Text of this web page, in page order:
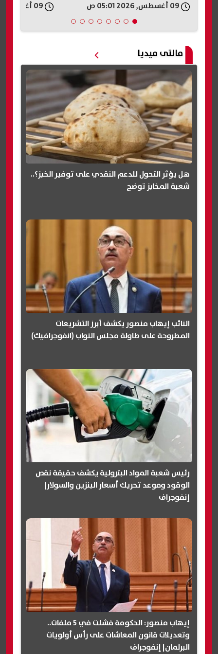
مالتى ميديا
هل يؤثر التحول للدعم النقدي على توفير الخبز؟..
شعبة المخابز توضح
النائب إيهاب منصور يكشف أبرز التشريعات
المطروحة على طاولة مجلس النواب (انفوجرافيك)
رئيس شعبة المواد البترولية يكشف حقيقة نقص
الوقود وموعد تحريك أسعار البنزين والسولار|
إنفوجراف
إيهاب منصور: الحكومة فشلت في 5 ملفات..
وتعديلات قانون المعاشات على رأس أولويات
البرلمان| إنفوجراف